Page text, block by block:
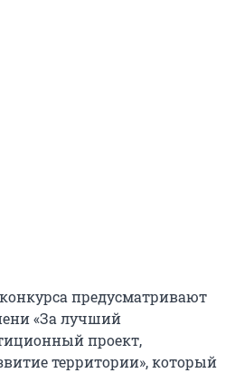
предусматривают
«За лучший
проект,
территории», который